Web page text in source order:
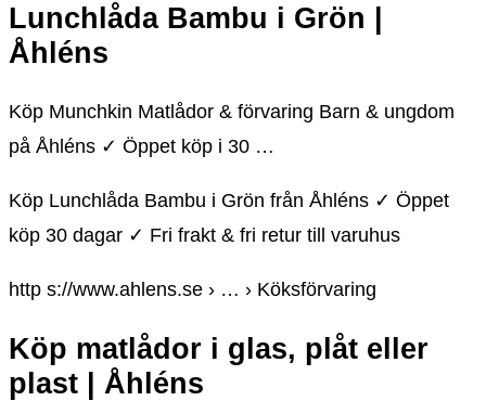
Lunchlåda Bambu i Grön |
Åhléns
Köp Munchkin Matlådor & förvaring Barn & ungdom
på Åhléns ✓ Öppet köp i 30 …
Köp Lunchlåda Bambu i Grön från Åhléns ✓ Öppet
köp 30 dagar ✓ Fri frakt & fri retur till varuhus
http s://www.ahlens.se › … › Köksförvaring
Köp matlådor i glas, plåt eller
plast | Åhléns